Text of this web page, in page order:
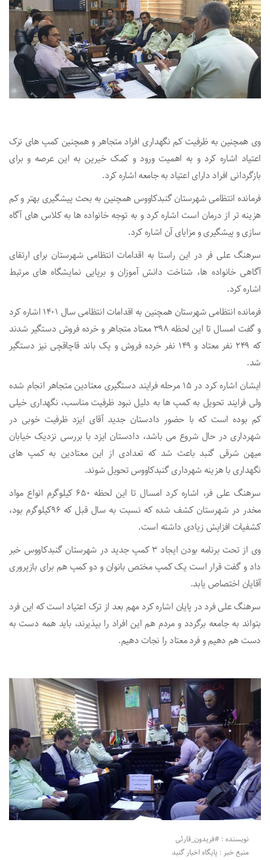
وی همچنین به ظرفیت کم نگهداری افراد متجاهر و همچنین کمپ های ترک
اعتیاد اشاره کرد و به اهمیت ورود و کمک خیرین به این عرصه و برای
بازگردانی افراد دارای اعتیاد به جامعه اشاره کرد.
فرمانده انتظامی شهرستان گنبدکاووس همچنین به بحث پیشگیری بهتر و کم
هزینه تر از درمان است اشاره کرد و به توجه خانواده ها به کلاس های آگاه
سازی و پیشگیری و مزایای آن اشاره کرد.
سرهنگ علی فر در این راستا به اقدامات انتظامی شهرستان برای ارتقای
آگاهی خانواده ها، شناخت دانش آموزان و برپایی نمایشگاه های مرتبط
اشاره کرد.
فرمانده انتظامی شهرستان همچنین به اقدامات انتظامی سال 1401 اشاره کرد
و گفت امسال تا این لحظه 398 معتاد متجاهر و خرده فروش دستگیر شدند
که 249 نفر معتاد و 149 نفر خرده فروش و یک باند قاچاقچی نیز دستگیر
شد.
ایشان اشاره کرد در 15 مرحله فرایند دستگیری معتادین متجاهر انجام شده
ولی فرایند تحویل به کمپ ها به دلیل نبود ظرفیت مناسب، نگهداری خیلی
کم بوده است که با حضور دادستان جدید آقای ایزد ظرفیت خوبی در
شهرداری در حال شروع می باشد، دادستان ایزد با بررسی نزدیک خیابان
میهن شرقی گنبد باعث شد که تعدادی از این معتادین به کمپ های
نگهداری با هزینه شهرداری گنبدکاووس تحویل شوند.
سرهنگ علی فر، اشاره کرد امسال تا این لحظه 650 کیلوگرم انواع مواد
مخدر در شهرستان کشف شده که نسبت به سال قبل که 96کیلوگرم بود،
کشفیات افزایش زیادی داشته است.
وی از تحت برنامه بودن ایجاد 3 کمپ جدید در شهرستان گنبدکاووس خبر
داد و گفت قرار است یک کمپ مختص بانوان و دو کمپ هم برای بازپروری
آقایان اختصاص یابد.
سرهنگ علی فرد در پایان اشاره کرد مهم بعد از ترک اعتیاد است که این فرد
بتواند به جامعه برگردد و مردم هم این افراد را بپذیرند، باید همه دست به
دست هم دهیم و فرد معتاد را نجات دهیم.
نویسنده : #فریدون_قارئی
منبع خبر : پایگاه اخبار گنبد